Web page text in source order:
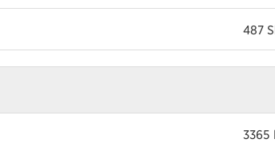
487
3365